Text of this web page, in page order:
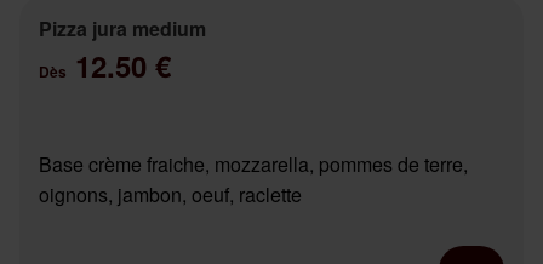
Pizza jura medium
Dès 12.50 €
Base crème fraiche, mozzarella, pommes de terre,
oignons, jambon, oeuf, raclette